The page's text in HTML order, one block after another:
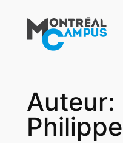
contenu
Auteur:
Philippe